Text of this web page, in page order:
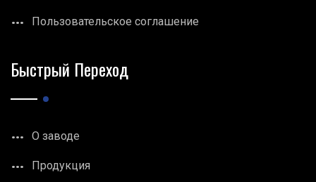
Пользовательское соглашение
Быстрый Переход
О заводе
Продукция